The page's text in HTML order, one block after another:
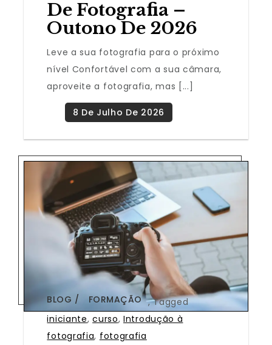
De Fotografia –
Outono De 2026
Leve a sua fotografia para o próximo
nível Confortável com a sua câmara,
aproveite a fotografia, mas [...]
BLOG ,
FORMAÇÃO
Tagged
iniciante,curso,Introdução à
fotografia, fotografia